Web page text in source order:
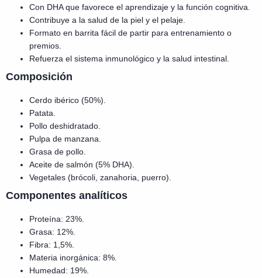
Con DHA que favorece el aprendizaje y la función cognitiva.
Contribuye a la salud de la piel y el pelaje.
Formato en barrita fácil de partir para entrenamiento o
premios.
Refuerza el sistema inmunológico y la salud intestinal.
Composición
Cerdo ibérico (50%).
Patata.
Pollo deshidratado.
Pulpa de manzana.
Grasa de pollo.
Aceite de salmón (5% DHA).
Vegetales (brócoli, zanahoria, puerro).
Componentes analíticos
Proteína: 23%.
Grasa: 12%.
Fibra: 1,5%.
Materia inorgánica: 8%.
Humedad: 19%.